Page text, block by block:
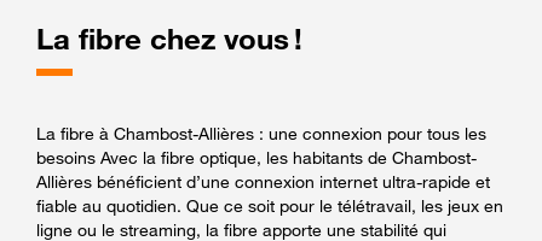
La fibre chez vous !
La fibre à Chambost-Allières : une connexion pour tous les
besoins Avec la fibre optique, les habitants de Chambost-
Allières bénéficient d’une connexion internet ultra-rapide et
fiable au quotidien. Que ce soit pour le télétravail, les jeux en
ligne ou le streaming, la fibre apporte une stabilité qui